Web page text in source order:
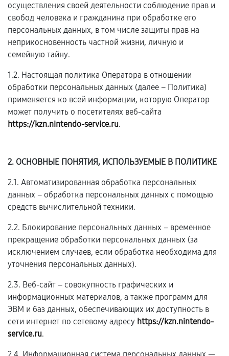
осуществления своей деятельности соблюдение прав и
свобод человека и гражданина при обработке его
персональных данных, в том числе защиты прав на
неприкосновенность частной жизни, личную и
семейную тайну.
1.2. Настоящая политика Оператора в отношении
обработки персональных данных (далее – Политика)
применяется ко всей информации, которую Оператор
может получить о посетителях веб-сайта
https://kzn.nintendo-service.ru.
2. ОСНОВНЫЕ ПОНЯТИЯ, ИСПОЛЬЗУЕМЫЕ В ПОЛИТИКЕ
2.1. Автоматизированная обработка персональных
данных – обработка персональных данных с помощью
средств вычислительной техники.
2.2. Блокирование персональных данных – временное
прекращение обработки персональных данных (за
исключением случаев, если обработка необходима для
уточнения персональных данных).
2.3. Веб-сайт – совокупность графических и
информационных материалов, а также программ для
ЭВМ и баз данных, обеспечивающих их доступность в
сети интернет по сетевому адресу https://kzn.nintendo-
service.ru.